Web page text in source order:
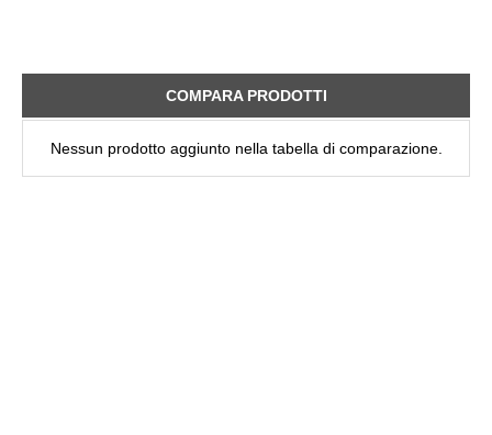
COMPARA PRODOTTI
Nessun prodotto aggiunto nella tabella di comparazione.